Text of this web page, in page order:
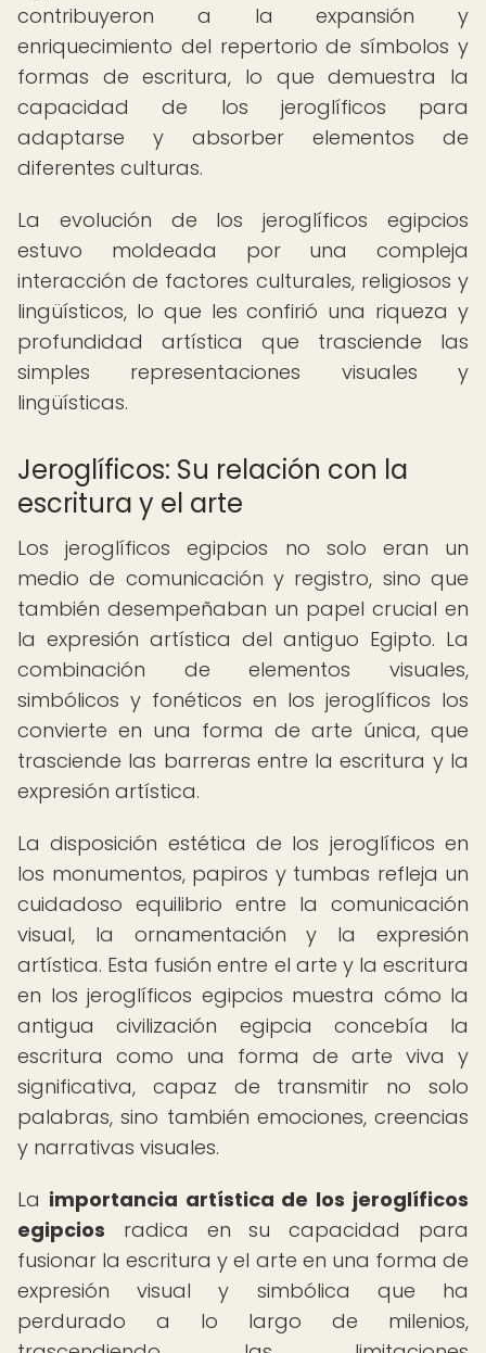
contribuyeron a la expansión y
enriquecimiento del repertorio de símbolos y
formas de escritura, lo que demuestra la
capacidad de los jeroglíficos para
adaptarse y absorber elementos de
diferentes culturas.
La evolución de los jeroglíficos egipcios
estuvo moldeada por una compleja
interacción de factores culturales, religiosos y
lingüísticos, lo que les confirió una riqueza y
profundidad artística que trasciende las
simples representaciones visuales y
lingüísticas.
Jeroglíficos: Su relación con la
escritura y el arte
Los jeroglíficos egipcios no solo eran un
medio de comunicación y registro, sino que
también desempeñaban un papel crucial en
la expresión artística del antiguo Egipto. La
combinación de elementos visuales,
simbólicos y fonéticos en los jeroglíficos los
convierte en una forma de arte única, que
trasciende las barreras entre la escritura y la
expresión artística.
La disposición estética de los jeroglíficos en
los monumentos, papiros y tumbas refleja un
cuidadoso equilibrio entre la comunicación
visual, la ornamentación y la expresión
artística. Esta fusión entre el arte y la escritura
en los jeroglíficos egipcios muestra cómo la
antigua civilización egipcia concebía la
escritura como una forma de arte viva y
significativa, capaz de transmitir no solo
palabras, sino también emociones, creencias
y narrativas visuales.
La importancia artística de los jeroglíficos
egipcios radica en su capacidad para
fusionar la escritura y el arte en una forma de
expresión visual y simbólica que ha
perdurado a lo largo de milenios,